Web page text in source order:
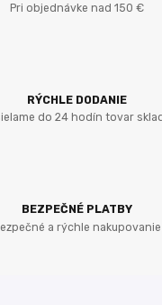
Pri objednávke nad 150 €
RÝCHLE DODANIE
do 24 hodín tovar
BEZPEČNÉ PLATBY
a rýchle nakupovanie